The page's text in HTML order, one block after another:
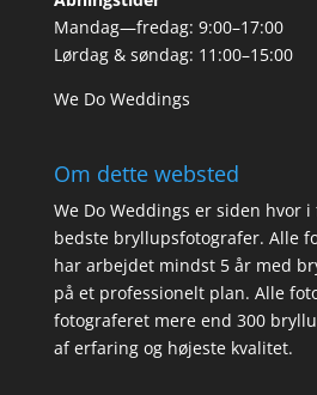
Mandag—fredag: 9:00–17:00
Lørdag & søndag: 11:00–15:00
We Do Weddings
Om dette websted
We Do Weddings er siden hvor
bedste bryllupsfotografer. Alle
har arbejdet mindst 5 år med
på et professionelt plan. Alle
fotograferet mere end 300
af erfaring og højeste kvalitet.